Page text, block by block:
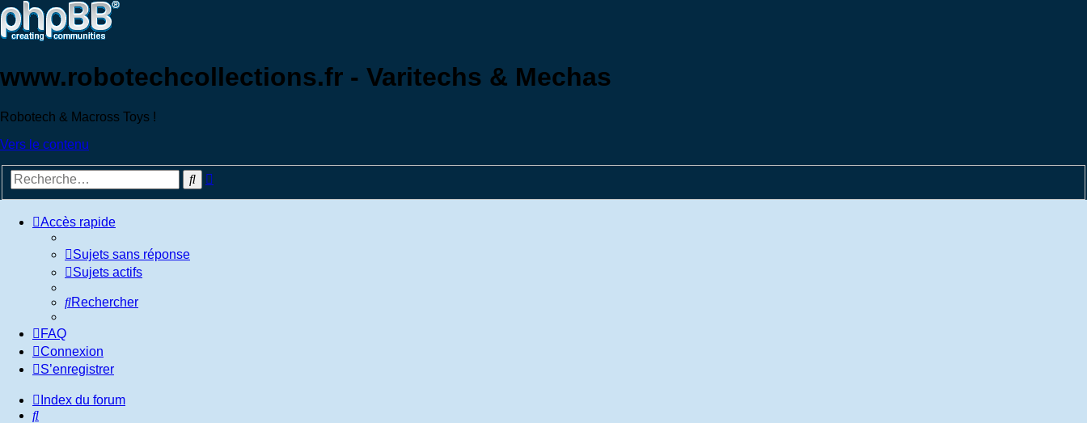
www.robotechcollections.fr - Varitechs & Mechas
Robotech & Macross Toys !
Vers le contenu
Rechercher
Accès rapide
Sujets sans réponse
Sujets actifs
Rechercher
FAQ
Connexion
S’enregistrer
Index du forum
Rechercher